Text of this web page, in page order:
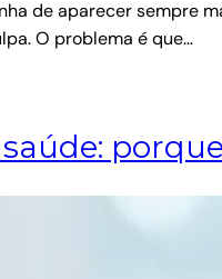
de aparecer sempre
O problema é que…